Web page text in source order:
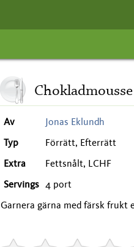
Chokladmousse
Av Jonas Eklundh
Typ Förrätt, Efterrätt
Extra Fettsnålt, LCHF
Servings 4 port
Garnera gärna med färsk frukt